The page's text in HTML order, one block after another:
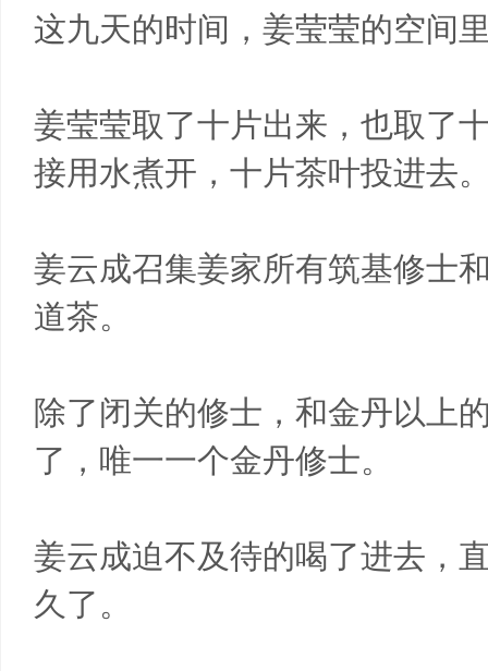
这九天的时间，姜莹莹的空间
姜莹莹取了十片出来，也取了
接用水煮开，十片茶叶投进去
姜云成召集姜家所有筑基修士
道茶。
除了闭关的修士，和金丹以上
了，唯一一个金丹修士。
姜云成迫不及待的喝了进去，
久了。